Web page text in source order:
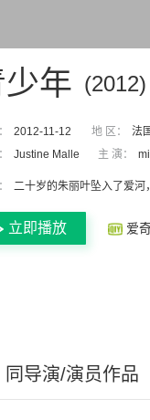
(2012)
年
2012-11-12 地 区： 法
Justine Malle 主 演：
二十岁的朱丽叶坠入了爱河
立即播放 爱
同导演/演员作品